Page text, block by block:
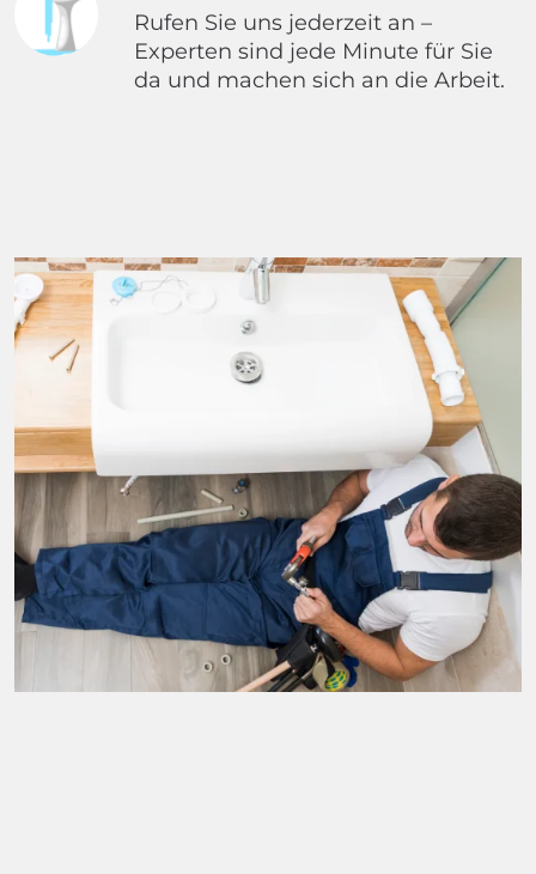
Rufen Sie uns jederzeit an –
Experten sind jede Minute für Sie
da und machen sich an die Arbeit.